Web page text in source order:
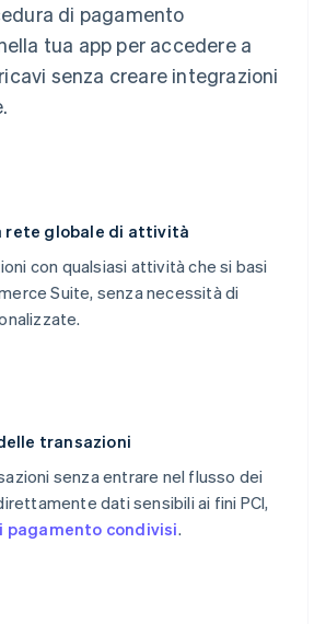
di pagamento
tua app per accedere a
senza creare integrazioni
rete globale di attività
con qualsiasi attività che si basi
Suite, senza necessità di
transazioni
senza entrare nel flusso dei
dati sensibili ai fini PCI,
pagamento condivisi.